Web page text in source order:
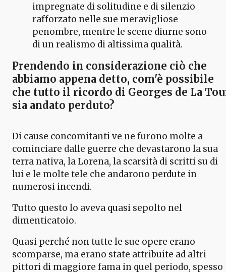
impregnate di solitudine e di silenzio
rafforzato nelle sue meravigliose
penombre, mentre le scene diurne sono
di un realismo di altissima qualità.
Prendendo in considerazione ciò che
abbiamo appena detto, com'è possibile
che tutto il ricordo di Georges de La
sia andato perduto?
Di cause concomitanti ve ne furono molte a
cominciare dalle guerre che devastarono la sua
terra nativa, la Lorena, la scarsità di scritti su di
lui e le molte tele che andarono perdute in
numerosi incendi.
Tutto questo lo aveva quasi sepolto nel
dimenticatoio.
Quasi perché non tutte le sue opere erano
scomparse, ma erano state attribuite ad altri
pittori di maggiore fama in quel periodo, spesso